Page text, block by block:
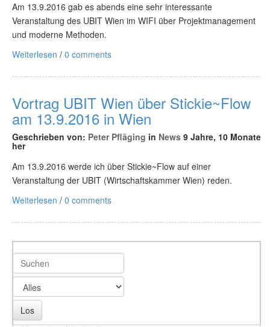
Am 13.9.2016 gab es abends eine sehr interessante
Veranstaltung des UBIT Wien im WIFI über Projektmanagement
und moderne Methoden.
Weiterlesen / 0 comments
Vortrag UBIT Wien über Stickie~Flow
am 13.9.2016 in Wien
Geschrieben von: Peter Pfläging in News 9 Jahre, 10 Monate
her
Am 13.9.2016 werde ich über Stickie~Flow auf einer
Veranstaltung der UBIT (Wirtschaftskammer Wien) reden.
Weiterlesen / 0 comments